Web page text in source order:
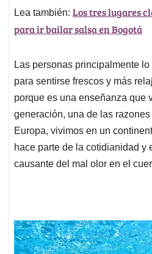
Lea también: Los tres lugares
para ir bailar salsa en Bogotá
Las personas principalmente
para sentirse frescos y más
porque es una enseñanza que
generación, una de las
Europa, vivimos en un
hace parte de la cotidianidad y
causante del mal olor en el